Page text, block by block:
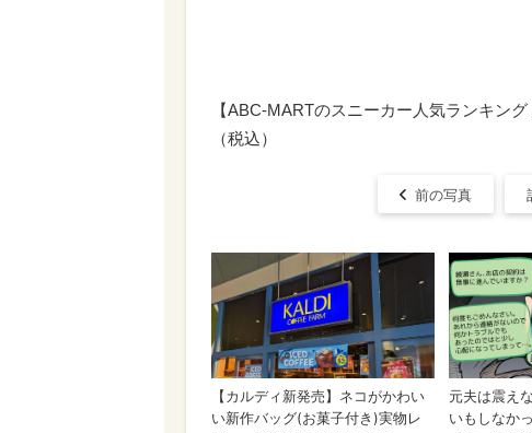
【ABC-MARTのスニーカー人気ランキン
（税込）
前の写真